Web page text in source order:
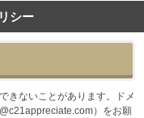
シー
きないことがあります。ドメ
）をお願